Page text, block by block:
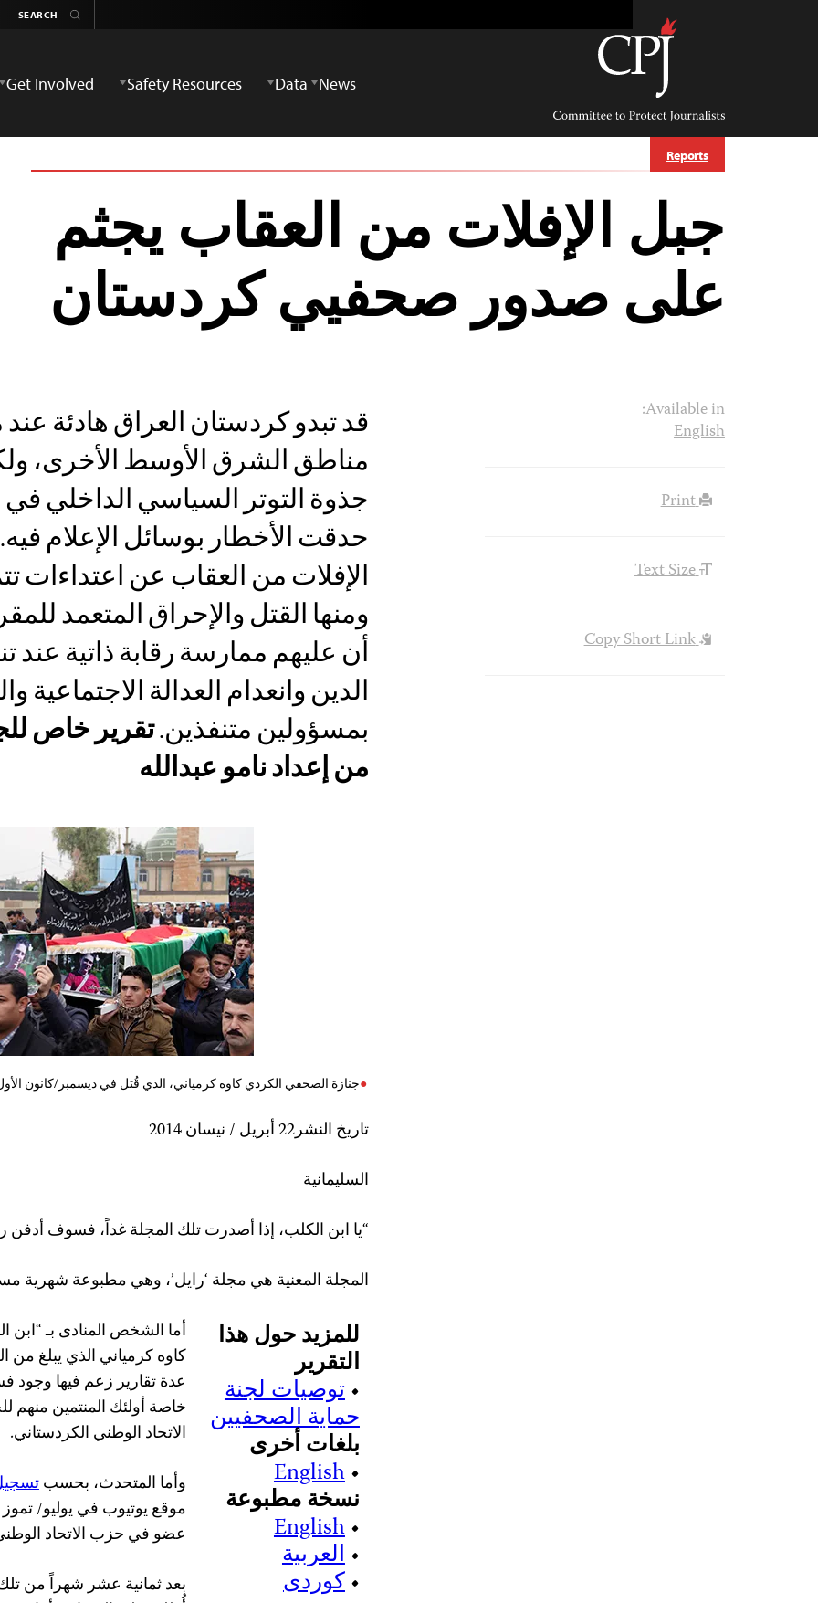
Committee
Protect
Journalists
News
Data
Safety Resources
Get Involved
Reports
جبل الإفلات من العقاب يجثم
على صدور صحفيي كردستان
قد تبدو كردستان العراق هادئة عند
مناطق الشرق الأوسط الأخرى،
جذوة التوتر السياسي الداخلي في
حدقت الأخطار بوسائل الإعلام
الإفلات من العقاب عن اعتداءات
ومنها القتل والإحراق المتعمد
أن عليهم ممارسة رقابة ذاتية
الدين وانعدام العدالة الاجتماعية
بمسؤولين متنفذين.تقرير خاص
من إعدادنامو عبدالله
جنازة الصحفي الكردي كاوه كرمياني، الذي قُتل في ديسمبر/كانون الأول 2013. (وكالة الأنباء الفرنسية/ شوان
تاريخ النشر22 أبريل / نيسان2014
السليمانية
“يا ابن الكلب، إذا أصدرت تلك المجلة غداً، فسوف
المجلة المعنية هي مجلة ‘رايل’، وهي مطبوعة شهرية
للمزيد حول هذا
التقرير
•توصيات لجنة
حماية الصحفيين
بلغات أخرى
•
English
نسخة مطبوعة
•
English
•العربية
•کوردی
أما الشخص المنادى بـ “ابن
عدة تقارير زعم فيها وجود
خاصة أولئك المنتمين
الاتحاد الوطني الكردستاني.
وأما المتحدث، بحسب
عضو في حزب الاتحاد
بعد ثمانية عشر شهراً من
Available in:
English
Print
Text Size
Copy Short Link